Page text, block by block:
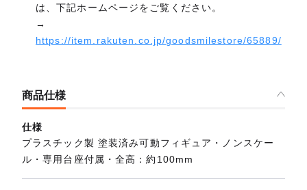
は、下記ホームページをご覧ください。
→
https://item.rakuten.co.jp/goodsmilestore/65889/
商品仕様
仕様
プラスチック製 塗装済み可動フィギュア・ノンスケー
ル・専用台座付属・全高：約100mm